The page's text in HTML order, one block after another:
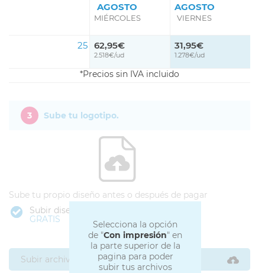
AGOSTO
MIÉRCOLES
AGOSTO
VIERNES
25 62,95€
2.518€/ud
31,95€
1.278€/ud
Precios sin IVA incluido
Selecciona la opción
de "Con impresión" en
la parte superior de la
pagina para poder
subir tus archivos
3 Sube tu logotipo.
Sube tu propio diseño antes o después de pagar
Subir diseño
GRATIS
Subir archivos ahora